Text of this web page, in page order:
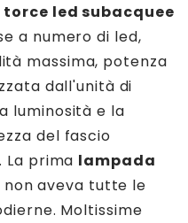
torce led subacquee
a numero di led,
massima, potenza
dall'unità di
luminosità e la
del fascio
La prima lampada
aveva tutte le
Moltissime